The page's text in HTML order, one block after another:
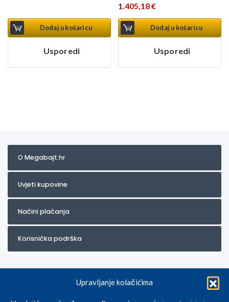
Upravljanje kolačićima
Dodaj u košaricu
Usporedi
1.405,18€
Dodaj u košaricu
Usporedi
O Megabajt.hr
Uvjeti kupovine
Načini plaćanja
Korisnička podrška